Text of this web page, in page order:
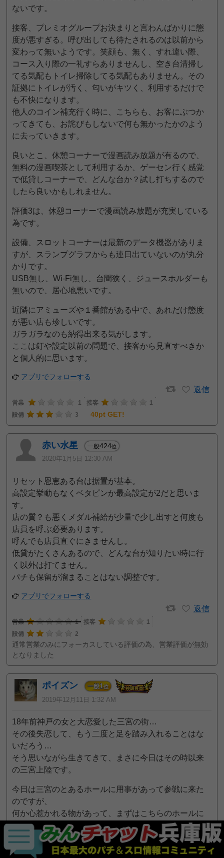
ないです。
接客、プレミオグループお決まりと言わんばかりに態
度が悪すぎる。呼び出しても待たされるのは以前から
変わって無いようです。笑顔も、無く、すれ違い際、
コース入り際の一礼すらありませんし、空き台清掃し
てる気配もトイレ掃除してる気配もありません。その
証拠にトイレが汚く、匂いがキツく、利用するだけで
も不快になります。
他人のコイン補充行く時に、こちらも、お客にぶつか
ってきても、お詫びもしないで何も無かったかのよう
に去っていきます。
良いとこ、休憩コーナーで漫画読み放題が有るので、
無料の漫画喫茶として利用するか、ゲーセン行く感覚
で低貸しコーナーで、どんな台か？試し打ちするので
したら良いかもしれません。
評価3は、休憩コーナーで漫画読み放題が充実している
為です。
設備、スロットコーナーは最新のデータ機器がありま
すが、スランプグラフからも連日出ていないのが丸分
かりです。
USB無し、Wi-Fi無し、台間狭く、ジュースホルダーも
無いので、居心地悪いです。
近隣にアミューズや１番館がある中で、あれだけ態度
が悪い店も珍しいです。
ガラガラなのも納得出来る気がします。
ここは釘や設定以前の問題で、接客から見直すべきか
と個人的に思います。
アプリでフォローする
返信
営業 1 接客
1
設備
3 40pt GET!
赤い水星 一般424位
2020年1月5日 12:30 AM
リセット恩恵ある台は据置が基本。
高設定挙動もなくベタピンか最高設定が2だと思いま
す。
店の質？も悪くメダル補給が少量で少し出すと何度も
店員を呼ぶ必要あります。
呼んでも店員直ぐにきませんし。
低貸がたくさんあるので、どんな台が知りたい時に行
く以外は打てません。
パチも保留が溜まることはない調整です。
アプリでフォローする
返信
営業 1 接客
1
設備
2
通常営業のみにフォーカスしている評価の為、営業評価が無効
となりました
ポイズン 一般1位
2019年12月11日 1:32 AM
18年前神戸の女と大恋愛した三宮の街…
その後失恋して、もう二度と足を踏み入れることはな
いだろう…
そう思いながら生きてきて、まさに今日はその時以来
の三宮上陸です。
今日は三宮のとあるホールに用事があって参戦に来た
のですが、
何か心惹かれる物があって、まずはこちらのホールに
寄り道を…
正面入り口を抜けると、上と下のフロアに繋がる階段